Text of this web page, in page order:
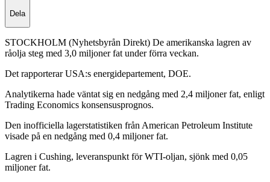
Dela
STOCKHOLM (Nyhetsbyrån Direkt) De amerikanska lagren av
råolja steg med 3,0 miljoner fat under förra veckan.
Det rapporterar USA:s energidepartement, DOE.
Analytikerna hade väntat sig en nedgång med 2,4 miljoner fat, enligt
Trading Economics konsensusprognos.
Den inofficiella lagerstatistiken från American Petroleum Institute
visade på en nedgång med 0,4 miljoner fat.
Lagren i Cushing, leveranspunkt för WTI-oljan, sjönk med 0,05
miljoner fat.